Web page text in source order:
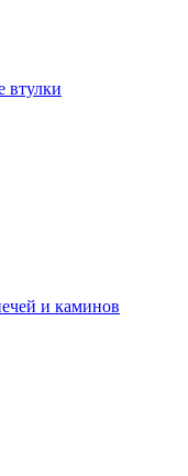
втулки
и каминов